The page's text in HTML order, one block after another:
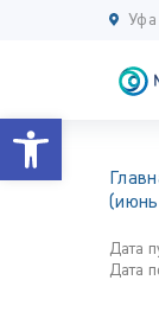
Открыть панель
Уфа
Дата
Дата